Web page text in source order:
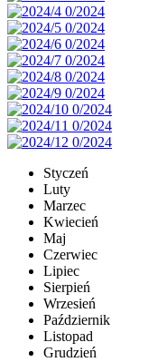
Styczeń
Luty
Marzec
Kwiecień
Maj
Czerwiec
Lipiec
Sierpień
Wrzesień
Październik
Listopad
Grudzień